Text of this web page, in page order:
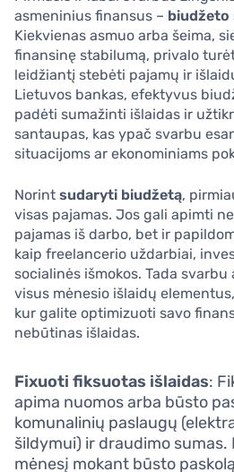
asmeninius finansus – biudžeto
Kiekvienas asmuo arba šeima,
finansinę stabilumą, privalo
leidžiantį stebėti pajamų ir
Lietuvos bankas, efektyvus
padėti sumažinti išlaidas ir
santaupas, kas ypač svarbu
situacijoms ar ekonominiams
Norint sudaryti biudžetą,
visas pajamas. Jos gali apimti
pajamas iš darbo, bet ir
kaip freelancerio uždarbiai,
socialinės išmokos. Tada
visus mėnesio išlaidų
kur galite optimizuoti savo
nebūtinas išlaidas.
Fixuoti fiksuotas išlaidas:
apima nuomos arba būsto
komunalinių paslaugų
šildymui) ir draudimo sumas.
mėnesį mokant būsto